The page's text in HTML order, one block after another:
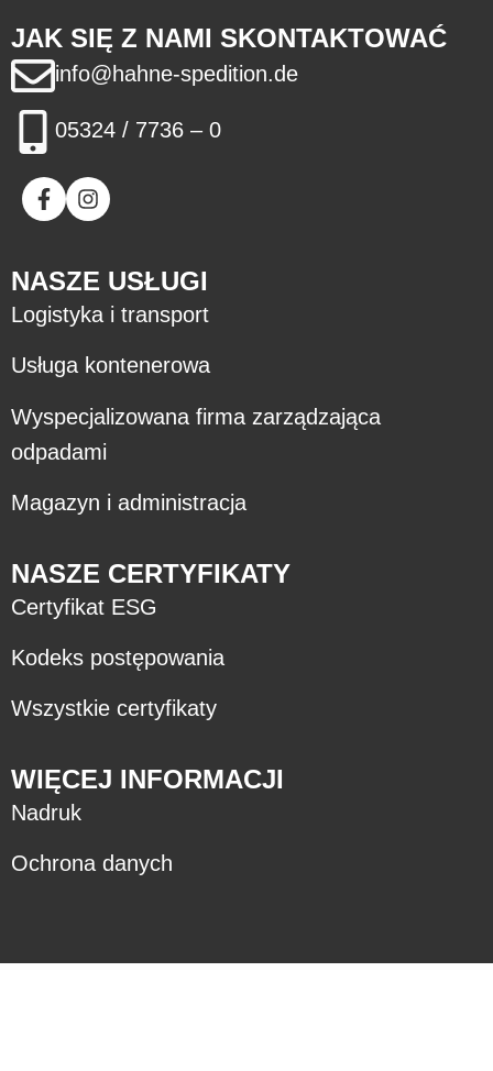
JAK SIĘ Z NAMI SKONTAKTOWAĆ
info@hahne-spedition.de
05324 / 7736 – 0
NASZE USŁUGI
Logistyka i transport
Usługa kontenerowa
Wyspecjalizowana firma zarządzająca
odpadami
Magazyn i administracja
NASZE CERTYFIKATY
Certyfikat ESG
Kodeks postępowania
Wszystkie certyfikaty
WIĘCEJ INFORMACJI
Nadruk
Ochrona danych